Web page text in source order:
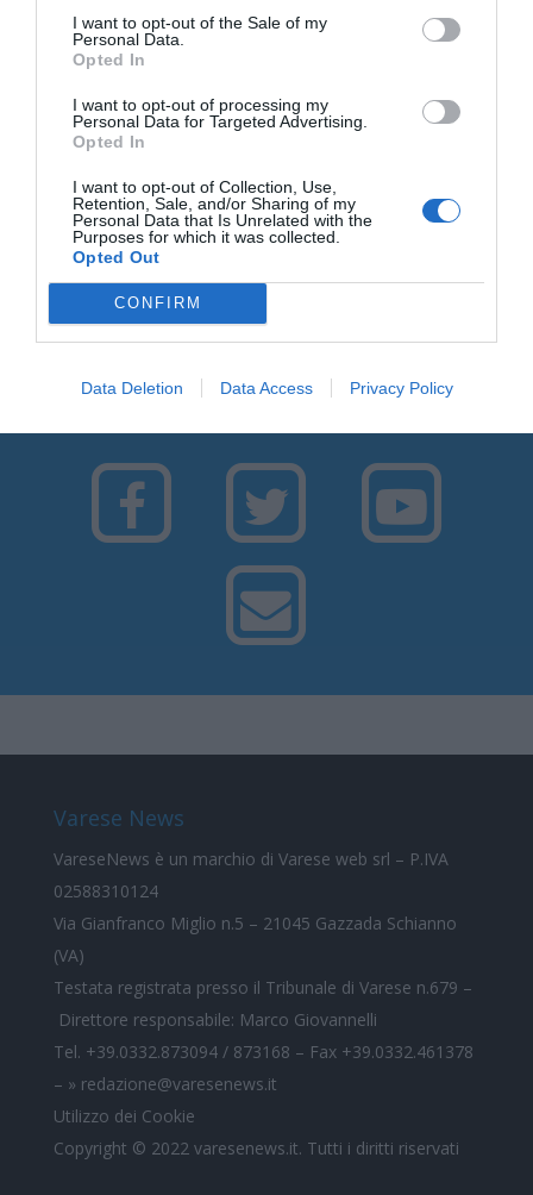
I want to opt-out of the Sale of my
Personal Data.
Opted In
I want to opt-out of processing my
Personal Data for Targeted Advertising.
Opted In
I want to opt-out of Collection, Use,
Retention, Sale, and/or Sharing of my
Personal Data that Is Unrelated with the
Purposes for which it was collected.
Opted Out
CONFIRM
Data Deletion Data Access Privacy Policy
Dalle dita al cuore: il varesino Max e la
community globale del Subbuteo
Gorillas, si fa sul serio: al Jungle Field arriva
il derby con i Rams
Piccolo e dinamico. Il circolo Acli nel cuore
del borgo di Ispra
Il coordinamento provinciale di Italia Viva si
congratula con Ilaria Pagani per la vittoria a
Saronno
Varese News
VareseNews è un marchio di Varese web srl – P.IVA
02588310124
Via Gianfranco Miglio n.5 – 21045 Gazzada Schianno
(VA)
Testata registrata presso il Tribunale di Varese n.679 –
Direttore responsabile: Marco Giovannelli
Tel. +39.0332.873094 / 873168 – Fax +39.0332.461378
– » redazione@varesenews.it
Utilizzo dei Cookie
Copyright © 2022 varesenews.it. Tutti i diritti riservati